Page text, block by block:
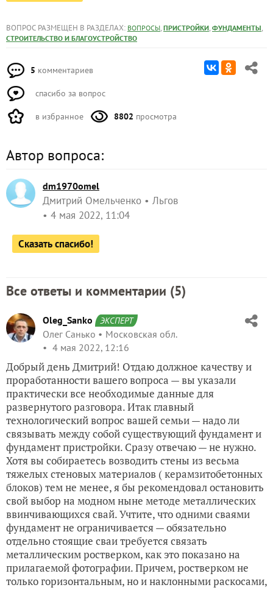
ВОПРОС РАЗМЕЩЕН В РАЗДЕЛАХ: ВОПРОСЫ, ПРИСТРОЙКИ, ФУНДАМЕНТЫ,
СТРОИТЕЛЬСТВО И БЛАГОУСТРОЙСТВО
5 комментариев
спасибо за вопрос
в избранное 8802 просмотра
Автор вопроса:
dm1970omel
Дмитрий Омельченко
Льгов
4 мая 2022, 11:04
Сказать спасибо!
Все ответы и комментарии (5)
Oleg_Sanko ЭКСПЕРТ
Олег Санько
Московская обл.
4 мая 2022, 12:16
Добрый день Дмитрий! Отдаю должное качеству и
проработанности вашего вопроса — вы указали
практически все необходимые данные для
развернутого разговора. Итак главный
технологический вопрос вашей семьи — надо ли
связывать между собой существующий фундамент и
фундамент пристройки. Сразу отвечаю — не нужно.
Хотя вы собираетесь возводить стены из весьма
тяжелых стеновых материалов ( керамзитобетонных
блоков) тем не менее, я бы рекомендовал остановить
свой выбор на модном ныне методе металлических
ввинчивающихся свай. Учтите, что одними сваями
фундамент не ограничивается — обязательно
отдельно стоящие сваи требуется связать
металлическим ростверком, как это показано на
прилагаемой фотографии. Причем, ростверком не
только горизонтальным, но и наклонными раскосами,